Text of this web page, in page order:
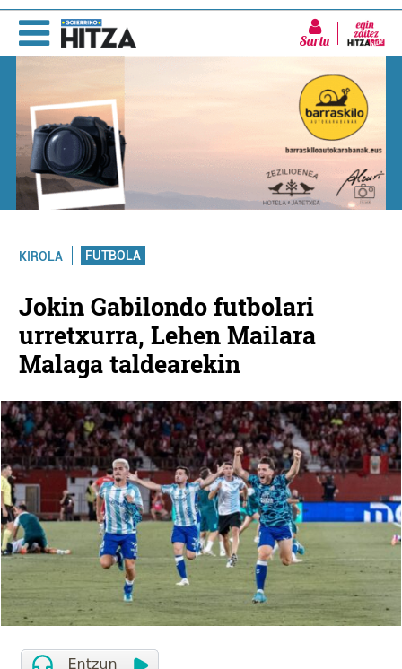
Sartu
KIROLA FUTBOLA
Jokin Gabilondo futbolari
urretxurra, Lehen Mailara
Malaga taldearekin